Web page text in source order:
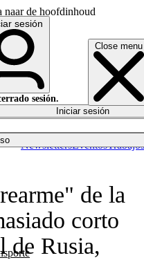
naar de hoofdinhoud
Close menu
NewslettersEventosTrabajos
sesión
sesión.
Iniciar sesión
de la
corto
de Rusia,